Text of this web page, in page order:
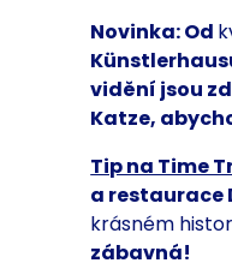
Novinka: Od
vidění jsou
Katze,
Tip na Time
a restaurace
krásném
zábavná!